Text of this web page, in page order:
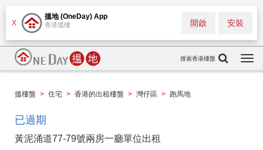
X
搵地 (OneDay) App
香港搵樓 安裝
開啟
搜索香港樓盤
搵樓盤 > 住宅 > 香港的出租樓盤 > 灣仔區 > 跑馬地
已過期
黃泥涌道77-79號兩房一廳單位出租